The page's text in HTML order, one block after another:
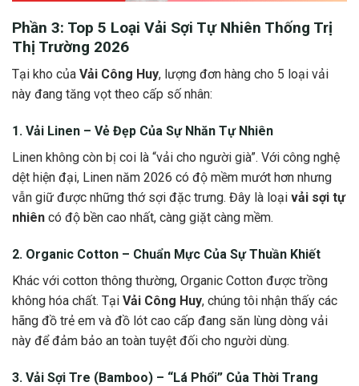
Phần 3: Top 5 Loại Vải Sợi Tự Nhiên Thống Trị
Thị Trường 2026
Tại kho của Vải Công Huy, lượng đơn hàng cho 5 loại vải
này đang tăng vọt theo cấp số nhân:
1. Vải Linen – Vẻ Đẹp Của Sự Nhăn Tự Nhiên
Linen không còn bị coi là “vải cho người già”. Với công nghệ
dệt hiện đại, Linen năm 2026 có độ mềm mướt hơn nhưng
vẫn giữ được những thớ sợi đặc trưng. Đây là loại vải sợi tự
nhiên có độ bền cao nhất, càng giặt càng mềm.
2. Organic Cotton – Chuẩn Mực Của Sự Thuần Khiết
Khác với cotton thông thường, Organic Cotton được trồng
không hóa chất. Tại Vải Công Huy, chúng tôi nhận thấy các
hãng đồ trẻ em và đồ lót cao cấp đang săn lùng dòng vải
này để đảm bảo an toàn tuyệt đối cho người dùng.
3. Vải Sợi Tre (Bamboo) – “Lá Phổi” Của Thời Trang